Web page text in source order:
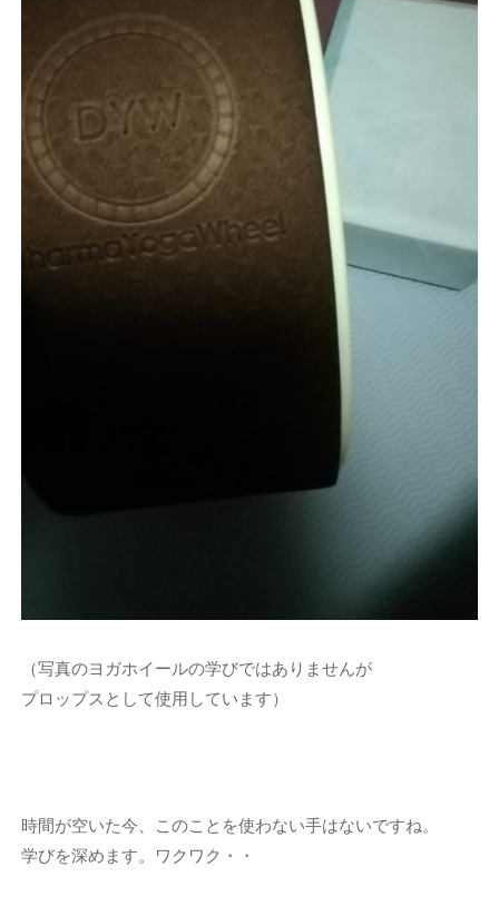
（写真のヨガホイールの学びではありませんが
プロップスとして使用しています）
時間が空いた今、このことを使わない手はないですね。
学びを深めます。ワクワク・・